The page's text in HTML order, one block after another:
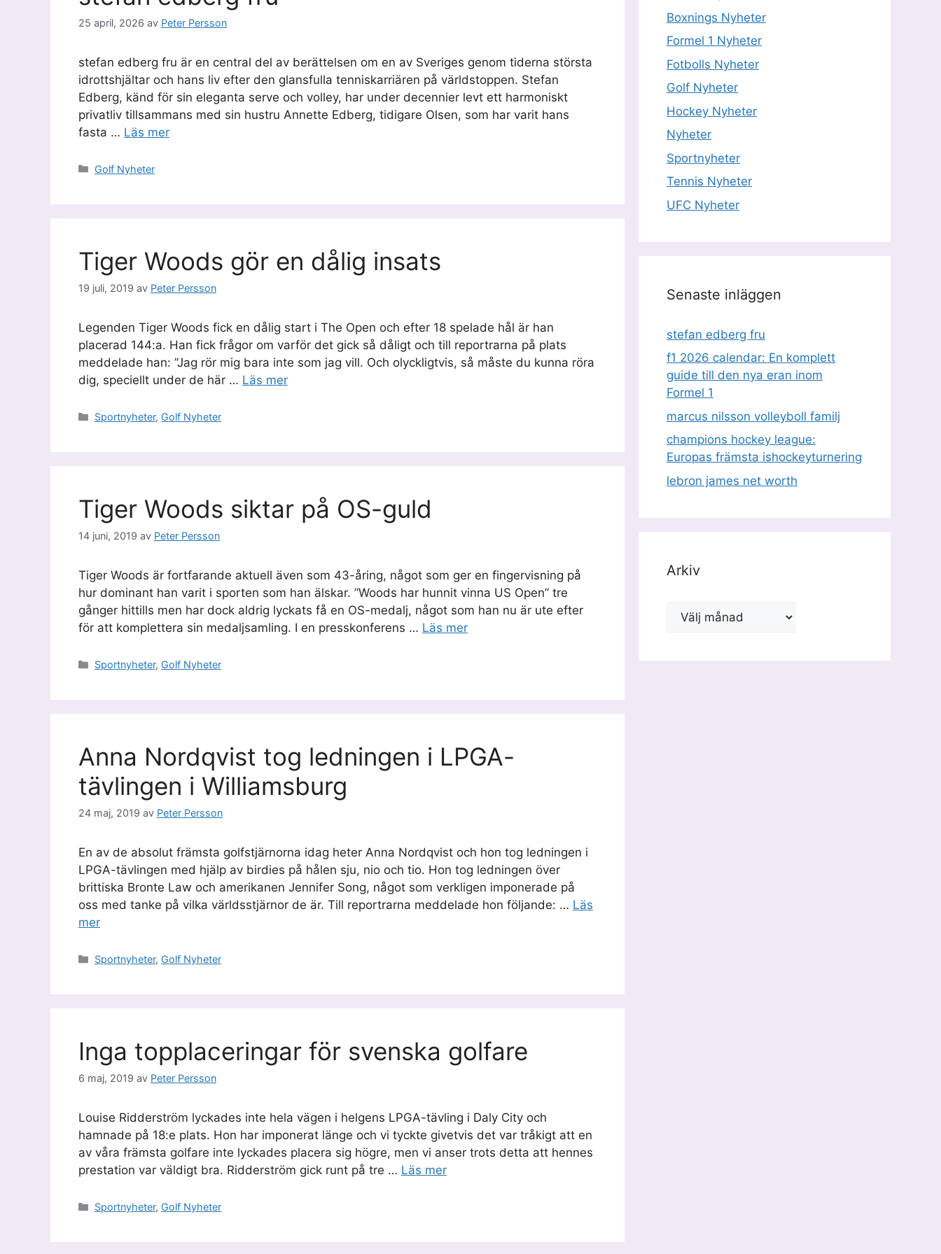
25 april, 2026 av Peter Persson
stefan edberg fru är en central del av berättelsen om en av Sveriges genom tiderna största
idrottshjältar och hans liv efter den glansfulla tenniskarriären på världstoppen. Stefan
Edberg, känd för sin eleganta serve och volley, har under decennier levt ett harmoniskt
privatliv tillsammans med sin hustru Annette Edberg, tidigare Olsen, som har varit hans
fasta … Läs mer
Kategorier
Golf Nyheter
Tiger Woods gör en dålig insats
19 juli, 2019 av Peter Persson
Legenden Tiger Woods fick en dålig start i The Open och efter 18 spelade hål är han
placerad 144:a. Han fick frågor om varför det gick så dåligt och till reportrarna på plats
meddelade han: ”Jag rör mig bara inte som jag vill. Och olyckligtvis, så måste du kunna röra
dig, speciellt under de här … Läs mer
Kategorier
Sportnyheter, Golf Nyheter
Tiger Woods siktar på OS-guld
14 juni, 2019 av Peter Persson
Tiger Woods är fortfarande aktuell även som 43-åring, något som ger en fingervisning på
hur dominant han varit i sporten som han älskar. ”Woods har hunnit vinna US Open” tre
gånger hittills men har dock aldrig lyckats få en OS-medalj, något som han nu är ute efter
för att komplettera sin medaljsamling. I en presskonferens … Läs mer
Kategorier
Sportnyheter, Golf Nyheter
Anna Nordqvist tog ledningen i LPGA-
tävlingen i Williamsburg
24 maj, 2019 av Peter Persson
En av de absolut främsta golfstjärnorna idag heter Anna Nordqvist och hon tog ledningen i
LPGA-tävlingen med hjälp av birdies på hålen sju, nio och tio. Hon tog ledningen över
brittiska Bronte Law och amerikanen Jennifer Song, något som verkligen imponerade på
oss med tanke på vilka världsstjärnor de är. Till reportrarna meddelade hon följande: … Läs
mer
Kategorier
Sportnyheter, Golf Nyheter
Inga topplaceringar för svenska golfare
6 maj, 2019 av Peter Persson
Louise Ridderström lyckades inte hela vägen i helgens LPGA-tävling i Daly City och
hamnade på 18:e plats. Hon har imponerat länge och vi tyckte givetvis det var tråkigt att en
av våra främsta golfare inte lyckades placera sig högre, men vi anser trots detta att hennes
prestation var väldigt bra. Ridderström gick runt på tre … Läs mer
Kategorier
Sportnyheter, Golf Nyheter
Boxnings Nyheter
Formel 1 Nyheter
Fotbolls Nyheter
Golf Nyheter
Hockey Nyheter
Nyheter
Sportnyheter
Tennis Nyheter
UFC Nyheter
Senaste inläggen
stefan edberg fru
f1 2026 calendar: En komplett
guide till den nya eran inom
Formel 1
marcus nilsson volleyboll familj
champions hockey league:
Europas främsta ishockeyturnering
lebron james net worth
Arkiv
Arkiv